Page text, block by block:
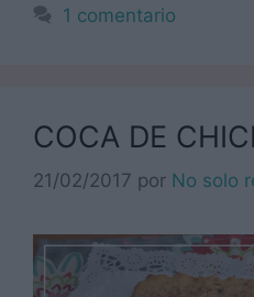
1 comentario
COCA DE
21/02/2017 por No solo